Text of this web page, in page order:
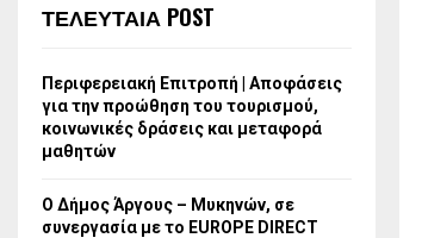
ΤΕΛΕΥΤΑΙΑ POST
Περιφερειακή Επιτροπή | Αποφάσεις
για την προώθηση του τουρισμού,
κοινωνικές δράσεις και μεταφορά
μαθητών
Ο Δήμος Άργους – Μυκηνών, σε
συνεργασία με το EUROPE DIRECT